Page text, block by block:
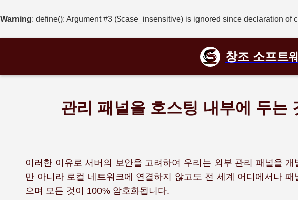
Warning: define(): Argument #3 ($case_insensitive) is ignored since declaration
창조 소프트
관리 패널을 호스팅 내부에 두는
이러한 이유로 서버의 보안을 고려하여 우리는 외부 관리 패널을
만 아니라 로컬 네트워크에 연결하지 않고도 전 세계 어디에서나
으며 모든 것이 100% 암호화됩니다.